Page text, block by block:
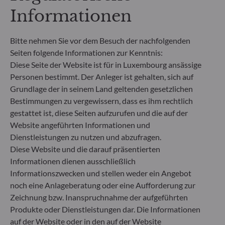
Rücknahmepreises berücksichtigt. Kosten für die
Verwahrung von Fondsanteilen in Ihrem Depot
können die Wertentwicklung zusätzlich mindern.
**Die EU-Verordnung zur Offenlegung von
Nachhaltigkeitsinformationen (Sustainable
Finance Disclosure Regulation, SFDR) ist ein
Regelwerk der EU, das darauf abzielt, das
Nachhaltigkeitsprofil von Fonds transparent,
besser vergleichbar und für Endinvestoren besser
verständlich zu machen.
Artikel 6: Das Fondsmanagementteam
berücksichtigt bei der Anlageentscheidung keine
Nachhaltigkeitsrisiken oder nachteiligen
Auswirkungen von Anlageentscheidungen auf
Nachhaltigkeitsfaktoren.
Artikel 8: Das Fondsmanagementteam adressiert
Nachhaltigkeitsrisiken, indem es ESG-Kriterien
(Umwelt und/oder Soziales und/oder Governance)
in den Anlageentscheidungsprozess einbezieht.
Artikel 9: Das Fondsmanagementteam verfolgt ein
Informationen
Bitte nehmen Sie vor dem Besuch der nachfolgenden
Seiten folgende Informationen zur Kenntnis:
Diese Seite der Website ist für in Luxembourg ansässige
Personen bestimmt. Der Anleger ist gehalten, sich auf
Grundlage der in seinem Land geltenden gesetzlichen
Bestimmungen zu vergewissern, dass es ihm rechtlich
gestattet ist, diese Seiten aufzurufen und die auf der
Website angeführten Informationen und
Dienstleistungen zu nutzen und abzufragen.
Diese Website und die darauf präsentierten
Informationen dienen ausschließlich
Informationszwecken und stellen weder ein Angebot
noch eine Anlageberatung oder eine Aufforderung zur
Zeichnung bzw. Inanspruchnahme der aufgeführten
Produkte oder Dienstleistungen dar. Die Informationen
auf der Website oder in den auf der Website